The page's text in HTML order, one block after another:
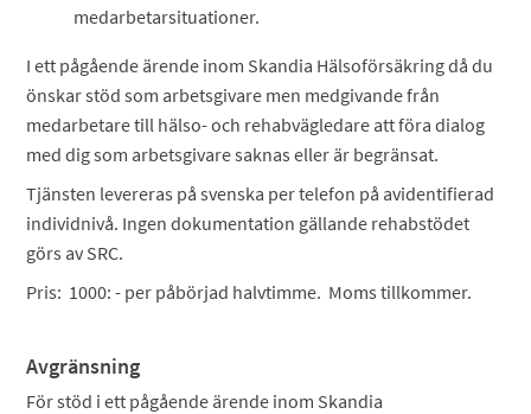
medarbetarsituationer.
I ett pågående ärende inom Skandia Hälsoförsäkring då du
önskar stöd som arbetsgivare men medgivande från
medarbetare till hälso- och rehabvägledare att föra dialog
med dig som arbetsgivare saknas eller är begränsat.
Tjänsten levereras på svenska per telefon på avidentifierad
individnivå. Ingen dokumentation gällande rehabstödet
görs av SRC.
Pris: 1000: - per påbörjad halvtimme. Moms tillkommer.
Avgränsning
För stöd i ett pågående ärende inom Skandia